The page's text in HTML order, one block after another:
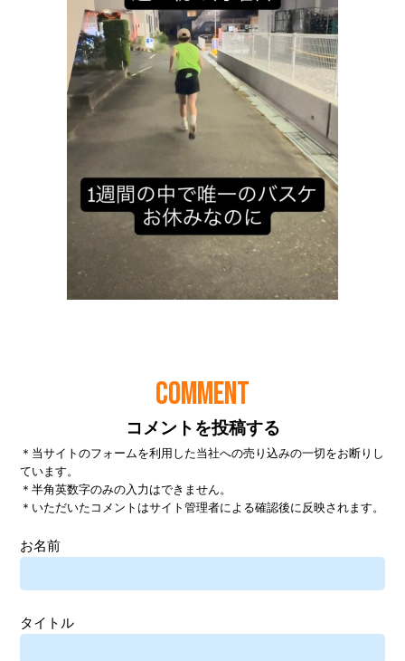
COMMENT
コメントを投稿する
＊当サイトのフォームを利用した当社への売り込みの一切をお断りし
ています。
＊半角英数字のみの入力はできません。
＊いただいたコメントはサイト管理者による確認後に反映されます。
お名前
タイトル